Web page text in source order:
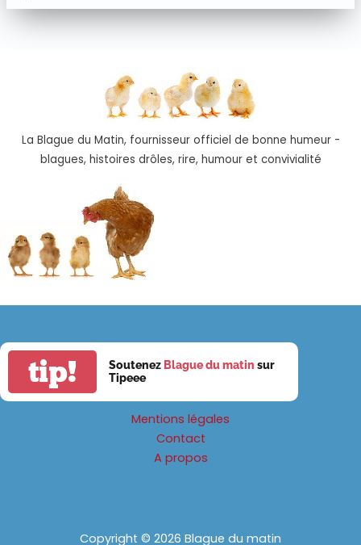
La Blague du Matin, fournisseur officiel de bonne humeur -
blagues, histoires drôles, rire, humour et convivialité
tip! Soutenez Blague du matin sur
Tipeee
Mentions légales
Contact
A propos
Copyright © 2026 Blague du matin